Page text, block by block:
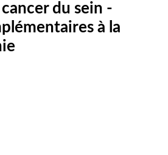
du sein -
à la